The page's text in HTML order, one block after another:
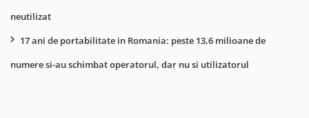
neutilizat
17 ani de portabilitate in Romania: peste 13,6 milioane de
numere si-au schimbat operatorul, dar nu si utilizatorul